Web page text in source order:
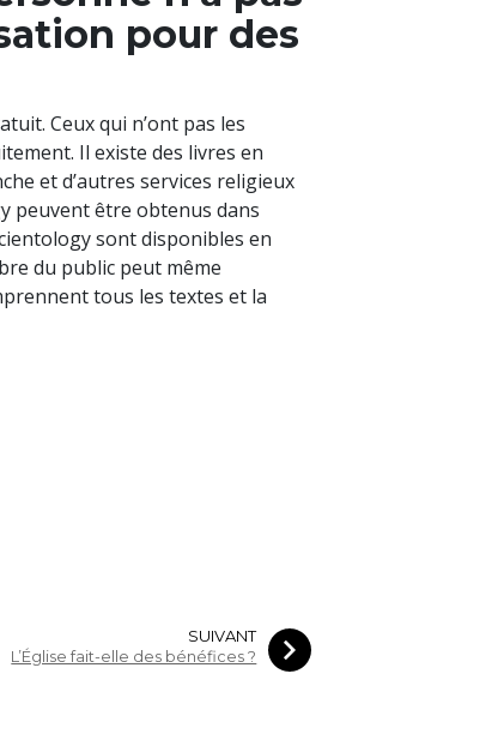
pour des
Ceux qui n’ont pas les
Il existe des livres en
et d’autres services religieux
peuvent être obtenus dans
sont disponibles en
du public peut même
tous les textes et la
SUIVANT
L’Église fait-elle des bénéfices ?